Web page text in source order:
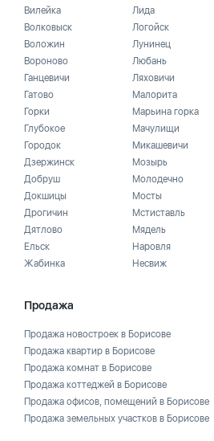
Вилейка
Волковыск
Воложин
Вороново
Ганцевичи
Гатово
Горки
Глубокое
Городок
Дзержинск
Добруш
Докшицы
Дрогичин
Дятлово
Ельск
Жабинка
Лида
Логойск
Лунинец
Любань
Ляховичи
Малорита
Марьина горка
Мачулищи
Микашевичи
Мозырь
Молодечно
Мосты
Мстиставль
Мядель
Наровля
Несвиж
Продажа
Продажа новостроек в Борисове
Продажа квартир в Борисове
Продажа комнат в Борисове
Продажа коттеджей в Борисове
Продажа офисов, помещений в Борисове
Продажа земельных участков в Борисове